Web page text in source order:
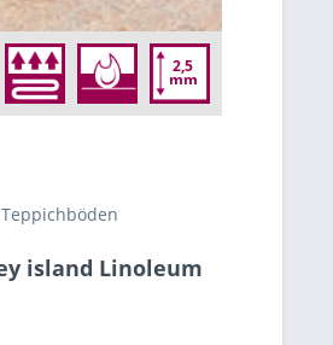
2,5
mm
island Linoleum